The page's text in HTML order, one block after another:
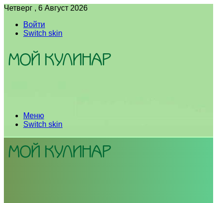
Четверг , 6 Август 2026
Войти
Switch skin
Меню
Switch skin